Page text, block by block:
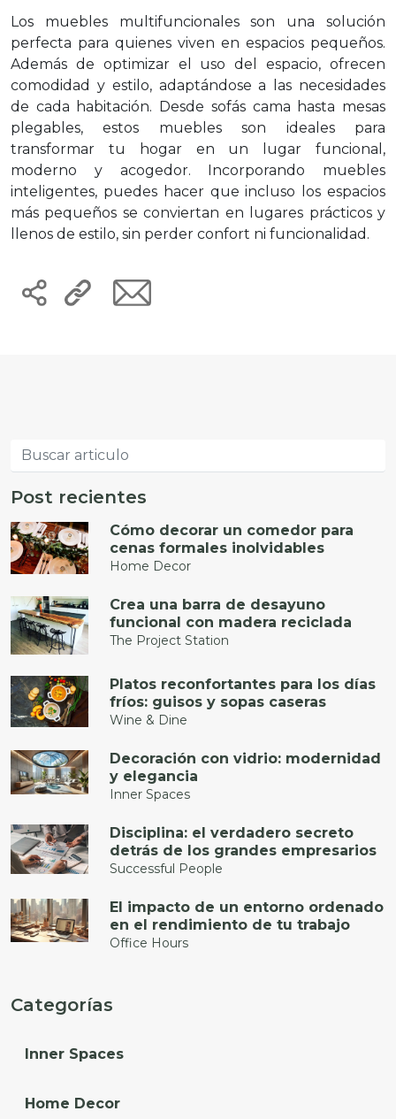
Los muebles multifuncionales son una solución
perfecta para quienes viven en espacios pequeños.
Además de optimizar el uso del espacio, ofrecen
comodidad y estilo, adaptándose a las necesidades
de cada habitación. Desde sofás cama hasta mesas
plegables, estos muebles son ideales para
transformar tu hogar en un lugar funcional,
moderno y acogedor. Incorporando muebles
inteligentes, puedes hacer que incluso los espacios
más pequeños se conviertan en lugares prácticos y
llenos de estilo, sin perder confort ni funcionalidad.
Post recientes
Cómo decorar un comedor para
cenas formales inolvidables
Home Decor
Crea una barra de desayuno
funcional con madera reciclada
The Project Station
Platos reconfortantes para los días
fríos: guisos y sopas caseras
Wine & Dine
Decoración con vidrio: modernidad
y elegancia
Inner Spaces
Disciplina: el verdadero secreto
detrás de los grandes empresarios
Successful People
El impacto de un entorno ordenado
en el rendimiento de tu trabajo
Office Hours
Categorías
Inner Spaces
Home Decor